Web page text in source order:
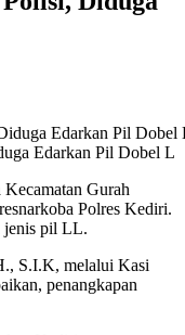
Edarkan Pil Dobel L
Gurah
Polres Kediri.
jenis pil LL.
S.I.K, melalui Kasi
penangkapan